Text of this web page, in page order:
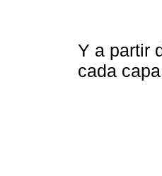
Y a partir
cada